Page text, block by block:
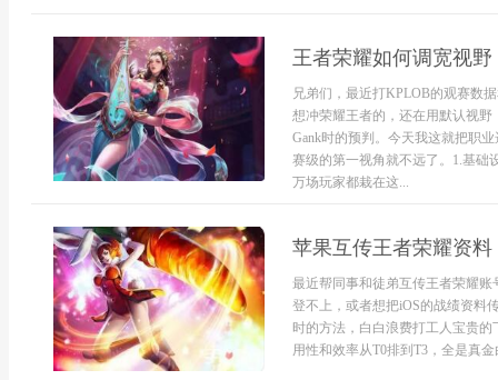
王者荣耀如何调宽视
兄弟们，最近打KPLOB的观赛数
想冲荣耀王者的，还在用默认视
Gank时的预判。今天我这就把职
赛级的第一视角就不远了。1.基础
万场玩家都栽在这...
苹果互传王者荣耀资
最近帮同事和徒弟互传王者荣耀账
登不上，或者想把iOS的战绩资料
时的方法，白白浪费打工人宝贵
用性和效率从T0排到T3，全是真